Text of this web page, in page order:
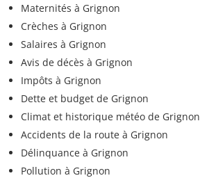
Maternités à Grignon
Crèches à Grignon
Salaires à Grignon
Avis de décès à Grignon
Impôts à Grignon
Dette et budget de Grignon
Climat et historique météo de Grignon
Accidents de la route à Grignon
Délinquance à Grignon
Pollution à Grignon